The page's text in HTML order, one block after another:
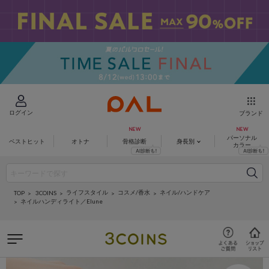
ログイン ブランド
ベストヒット オトナ 骨格診断 身長別
パーソナル
カラー
TOP 3COINS ライフスタイル コスメ/香水
ネイル/ハンドケア
ネイルハンディライト／Elune